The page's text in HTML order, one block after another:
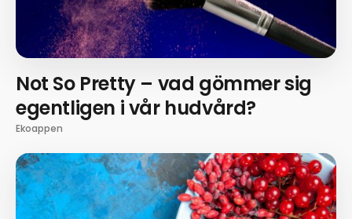
Not So Pretty – vad gömmer sig
egentligen i vår hudvård?
Ekoappen